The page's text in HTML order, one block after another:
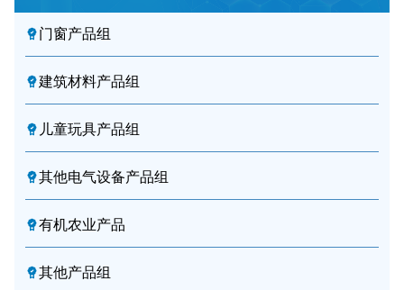
门窗产品组
建筑材料产品组
儿童玩具产品组
其他电气设备产品组
有机农业产品
其他产品组